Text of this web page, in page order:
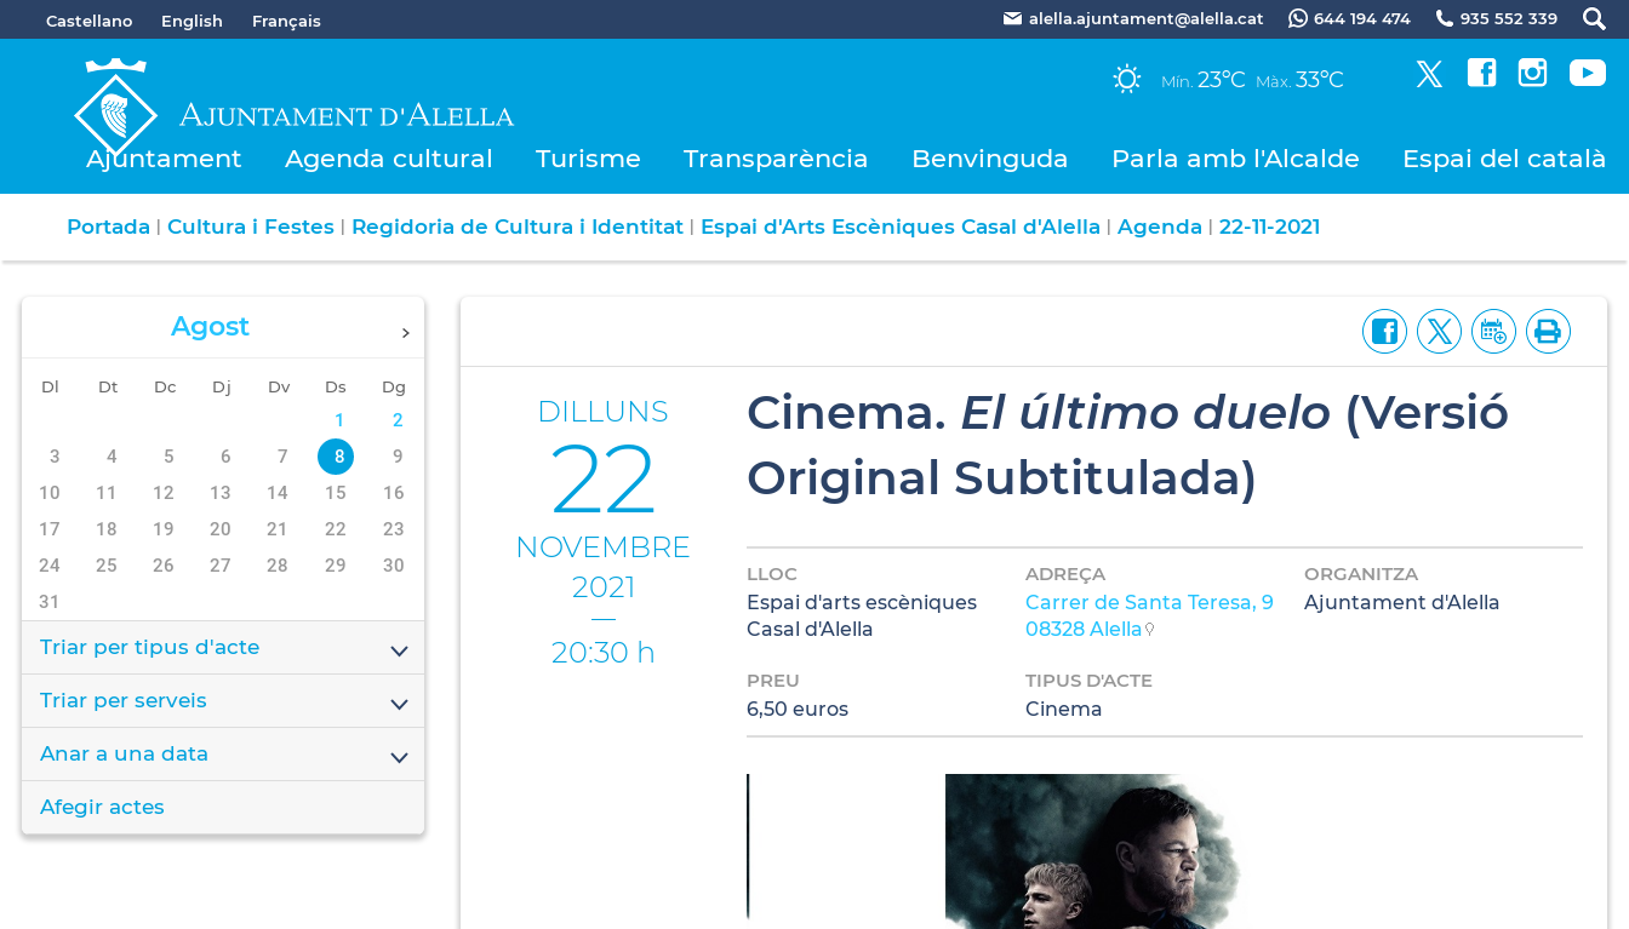
Castellano English Français alella.ajuntament@alella.cat 644 194 474 935 552 339
Mín. 23ºC Màx. 33ºC
Ajuntament Agenda cultural Turisme Transparència Benvinguda Parla amb l'Alcalde Espai del català
Portada | Cultura i Festes | Regidoria de Cultura i Identitat | Espai d'Arts Escèniques Casal d'Alella | Agenda | 22-11-2021
Agost
Dl Dt Dc Dj Dv Ds Dg
1
2
3
4 5 6 7 8
9
10
11 12 13 14 15
16
17
18 19 20 21 22
23
24
25 26 27 28 29
30
31
Triar per tipus d'acte
Triar per serveis
Anar a una data
Afegir actes
DILLUNS
22
NOVEMBRE
2021
20:30 h
Cinema. El último duelo (Versió
Original Subtitulada)
LLOC
Espai d'arts escèniques
Casal d'Alella
ADREÇA
Carrer de Santa Teresa, 9
08328 Alella
ORGANITZA
Ajuntament d'Alella
PREU
6,50 euros
TIPUS D'ACTE
Cinema